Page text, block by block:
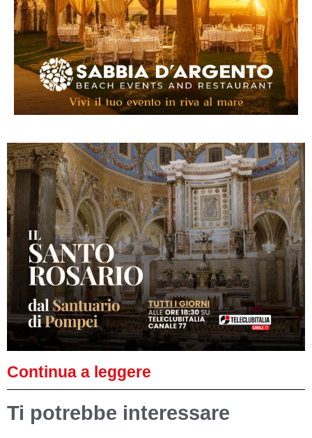
Continua a leggere
Ti potrebbe interessare